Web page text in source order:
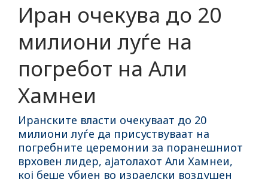
Иран очекува до 20
милиони луѓе на
погребот на Али
Хамнеи
Иранските власти очекуваат до 20
милиони луѓе да присуствуваат на
погребните церемонии за поранешниот
врховен лидер, ајатолахот Али Хамнеи,
кој беше убиен во израелски воздушен